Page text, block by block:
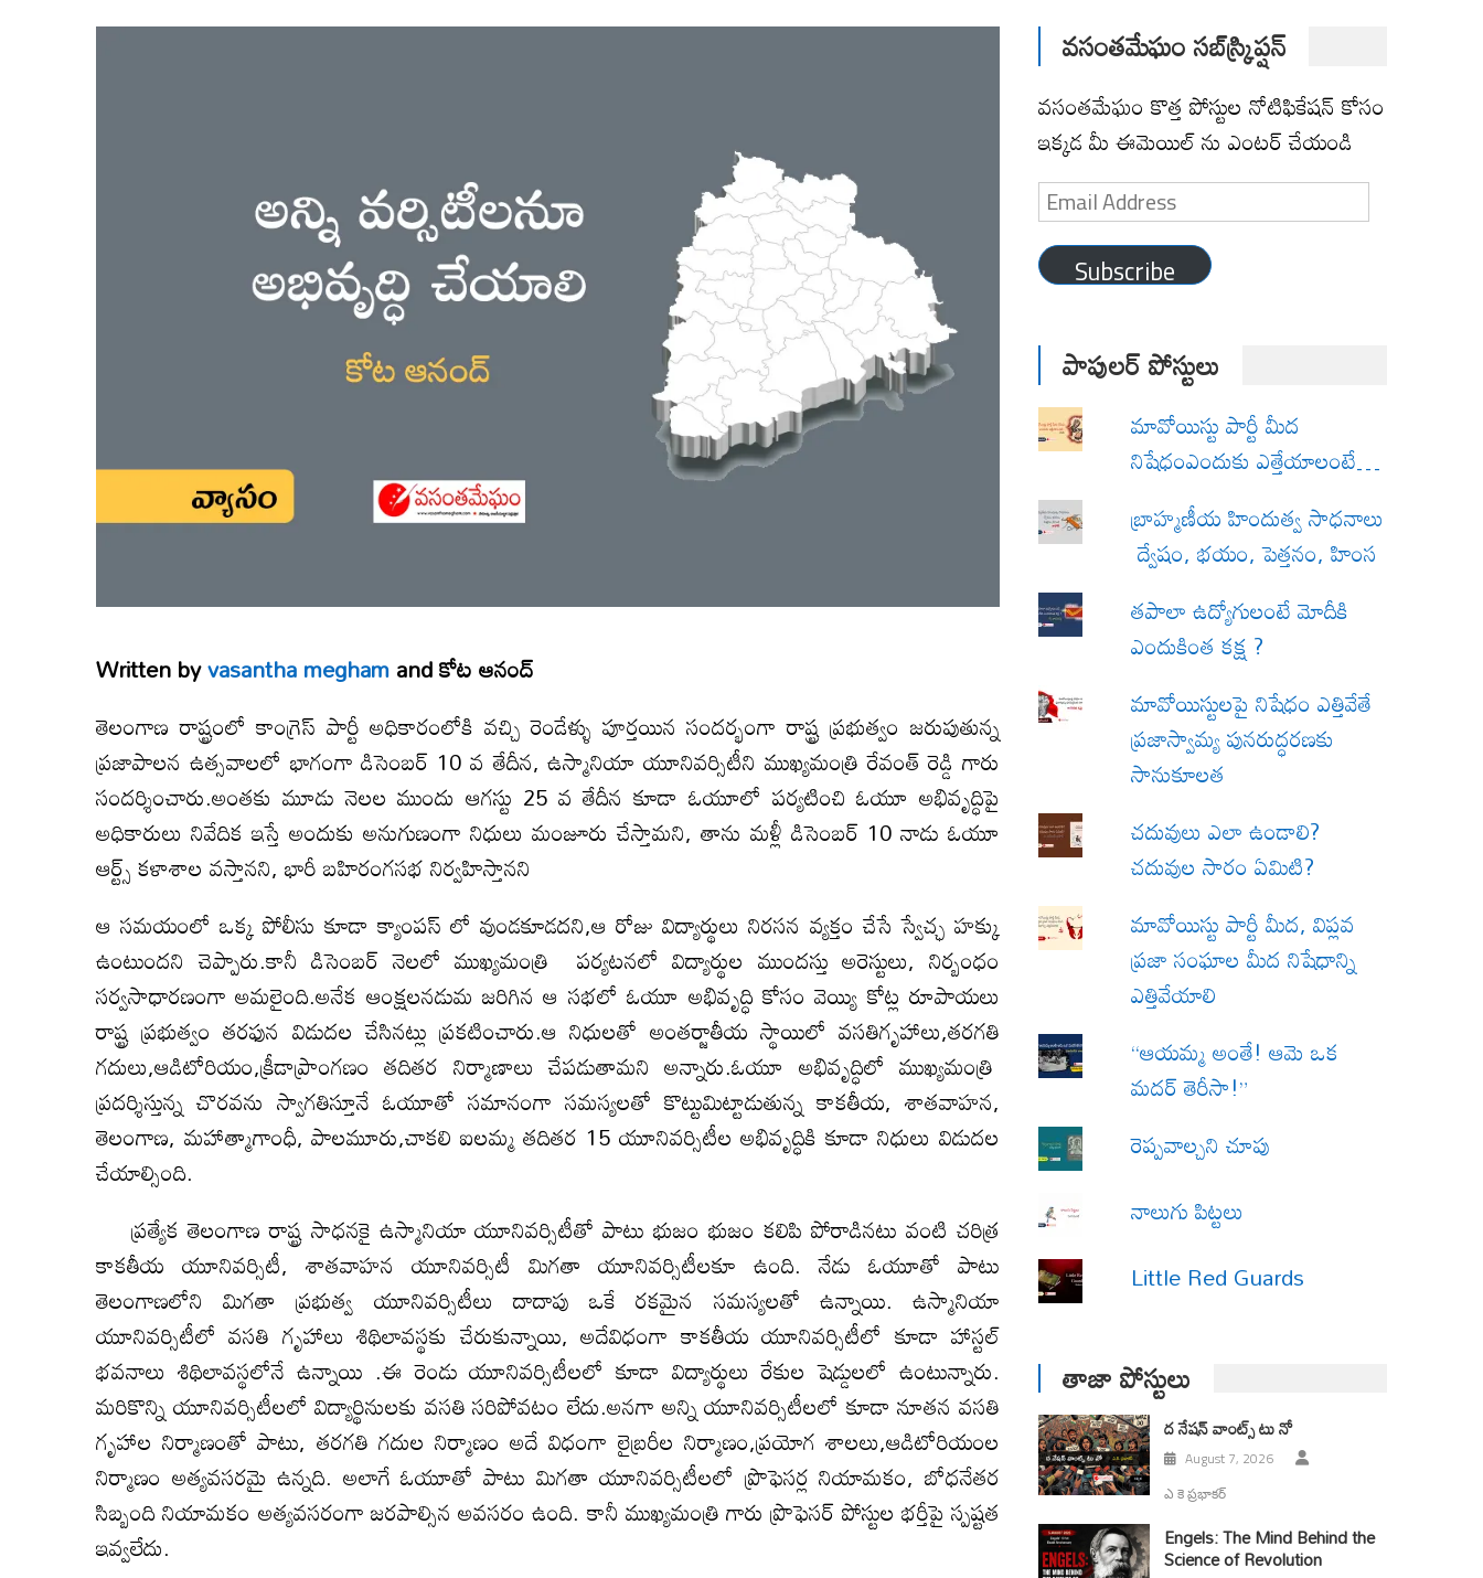
Written byvasantha meghamandకోట ఆనంద్
తెలంగాణ రాష్ట్రంలో కాంగ్రెస్ పార్టీ అధికారంలోకి వచ్చి రెండేళ్ళు పూర్తయిన సందర్భంగా రాష్ట్ర ప్రభుత్వం జరుపుతున్న
ప్రజాపాలన ఉత్సవాలలో భాగంగా డిసెంబర్ 10 వ తేదీన, ఉస్మానియా యూనివర్సిటీని ముఖ్యమంత్రి రేవంత్ రెడ్డి గారు
సందర్శించారు.అంతకు మూడు నెలల ముందు ఆగస్టు 25 వ తేదీన కూడా ఓయూలో పర్యటించి ఓయూ అభివృద్ధిపై
అధికారులు నివేదిక ఇస్తే అందుకు అనుగుణంగా నిధులు మంజూరు చేస్తామని, తాను మళ్లీ డిసెంబర్ 10 నాడు ఓయూ
ఆర్ట్స్ కళాశాల వస్తానని, భారీ బహిరంగసభ నిర్వహిస్తానని
ఆ సమయంలో ఒక్క పోలీసు కూడా క్యాంపస్ లో వుండకూడదని,ఆ రోజు విద్యార్థులు నిరసన వ్యక్తం చేసే స్వేచ్ఛ హక్కు
ఉంటుందని చెప్పారు.కానీ డిసెంబర్ నెలలో ముఖ్యమంత్రి పర్యటనలో విద్యార్థుల ముందస్తు అరెస్టులు, నిర్బంధం
సర్వసాధారణంగా అమలైంది.అనేక ఆంక్షలనడుమ జరిగిన ఆ సభలో ఓయూ అభివృద్ధి కోసం వెయ్యి కోట్ల రూపాయలు
రాష్ట్ర ప్రభుత్వం తరఫున విడుదల చేసినట్లు ప్రకటించారు.ఆ నిధులతో అంతర్జాతీయ స్థాయిలో వసతిగృహాలు,తరగతి
గదులు,ఆడిటోరియం,క్రీడాప్రాంగణం తదితర నిర్మాణాలు చేపడుతామని అన్నారు.ఓయూ అభివృద్ధిలో ముఖ్యమంత్రి
ప్రదర్శిస్తున్న చొరవను స్వాగతిస్తూనే ఓయూతో సమానంగా సమస్యలతో కొట్టుమిట్టాడుతున్న కాకతీయ, శాతవాహన,
తెలంగాణ, మహాత్మాగాంధీ, పాలమూరు,చాకలి ఐలమ్మ తదితర 15 యూనివర్సిటీల అభివృద్ధికి కూడా నిధులు విడుదల
చేయాల్సింది.
ప్రత్యేక తెలంగాణ రాష్ట్ర సాధనకై ఉస్మానియా యూనివర్సిటీతో పాటు భుజం భుజం కలిపి పోరాడినటు వంటి చరిత్ర
కాకతీయ యూనివర్సిటీ, శాతవాహన యూనివర్సిటీ మిగతా యూనివర్సిటీలకూ ఉంది. నేడు ఓయూతో పాటు
తెలంగాణలోని మిగతా ప్రభుత్వ యూనివర్సిటీలు దాదాపు ఒకే రకమైన సమస్యలతో ఉన్నాయి. ఉస్మానియా
యూనివర్సిటీలో వసతి గృహాలు శిథిలావస్థకు చేరుకున్నాయి, అదేవిధంగా కాకతీయ యూనివర్సిటీలో కూడా హాస్టల్
భవనాలు శిథిలావస్థలోనే ఉన్నాయి .ఈ రెండు యూనివర్సిటీలలో కూడా విద్యార్థులు రేకుల షెడ్డులలో ఉంటున్నారు.
మరికొన్ని యూనివర్సిటీలలో విద్యార్థినులకు వసతి సరిపోవటం లేదు.అనగా అన్ని యూనివర్సిటీలలో కూడా నూతన వసతి
గృహాల నిర్మాణంతో పాటు, తరగతి గదుల నిర్మాణం అదే విధంగా లైబ్రరీల నిర్మాణం,ప్రయోగ శాలలు,ఆడిటోరియంల
నిర్మాణం అత్యవసరమై ఉన్నది. అలాగే ఓయూతో పాటు మిగతా యూనివర్సిటీలలో ప్రొఫెసర్ల నియామకం, బోధనేతర
సిబ్బంది నియామకం అత్యవసరంగా జరపాల్సిన అవసరం ఉంది. కానీ ముఖ్యమంత్రి గారు ప్రొఫెసర్ పోస్టుల భర్తీపై స్పష్టత
ఇవ్వలేదు.
వసంతమేఘం సబ్‌స్క్రిప్షన్
వసంతమేఘం కొత్త పోస్టుల నోటిఫికేషన్ కోసం
ఇక్కడ మీ ఈమెయిల్ ను ఎంటర్ చేయండి
Email
Address
Subscribe
పాపులర్ పోస్టులు
మావోయిస్టు పార్టీ మీద
నిషేధంఎందుకు ఎత్తేయాలంటే…
బ్రాహ్మణీయ హిందుత్వ సాధనాలు
ద్వేషం, భయం, పెత్తనం, హింస
త‌పాలా ఉద్యోగులంటే మోదీకి
ఎందుకింత కక్ష ?
మావోయిస్టులపై నిషేధం ఎత్తివేతే
ప్రజాస్వామ్య పునరుద్ధరణకు
సానుకూలత
చదువులు ఎలా ఉండాలి?
చదువుల సారం ఏమిటి?
మావోయిస్టు పార్టీ మీద, విప్లవ
ప్రజా సంఘాల మీద నిషేధాన్ని
ఎత్తివేయాలి
“ఆయమ్మ అంతే! ఆమె ఒక
మదర్ తెరీసా!”
రెప్పవాల్చని చూపు
నాలుగు పిట్టలు
Little Red Guards
తాజా పోస్టులు
ద నేషన్ వాంట్స్ టు నో
August 7, 2026
ఎ కె ప్రభాకర్
Engels: The Mind Behind the
Science of Revolution